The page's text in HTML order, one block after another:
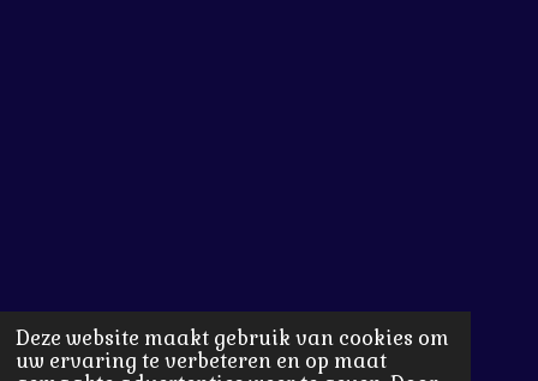
Deze website maakt gebruik van cookies om
uw ervaring te verbeteren en op maat